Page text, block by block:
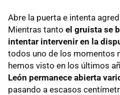
Abre la puerta e intenta
Mientras tanto el gruista se
intentar intervenir en la
todos uno de los momentos
hemos visto en los últimos
León permanece abierta
pasando a escasos